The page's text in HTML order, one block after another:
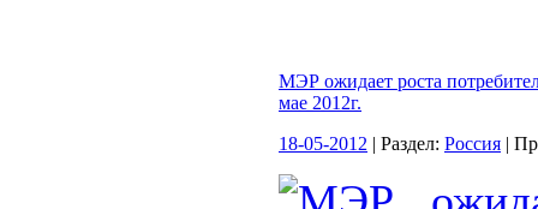
МЭР ожидает роста
мае 2012г.
18-05-2012 | Раздел: Россия |